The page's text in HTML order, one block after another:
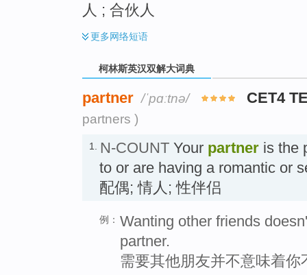
人 ; 合伙人
更多网络短语
柯林斯英汉双解大词典
partner /ˈpɑːtnə/ CET4
partners )
1. N-COUNT Your partner is the
to or are having a romantic or
配偶; 情人; 性伴侣
例： Wanting other friends
partner.
需要其他朋友并不意味着你